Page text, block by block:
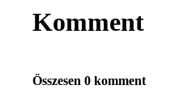
Komment
Összesen 0 komment